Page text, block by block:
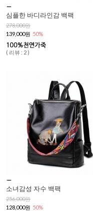
심플한 바디라인감 백팩
278,000원
139,000원 50%
( 리뷰 : 2 )
소녀감성 자수 백팩
256,000원
128,000원 50%